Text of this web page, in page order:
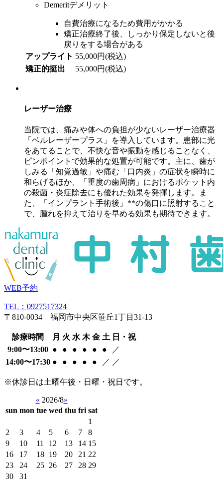
Demeritデメリット
自費治療になるため費用がかかる
矯正治療終了後、しっかり保定しないと後
戻りをする場合がある
アップライト 55,000円(税込)
矯正的挺出
55,000円(税込)
レーザー治療
当院では、痛みや体への負担が少ないレーザー治療器
「ベルレーザープラス」を導入しています。患部に光
をあてることで、不快な音や振動を感じることなく、
ピンポイントで効果的な処置が可能です。主に、歯が
しみる「知覚過敏」や痛む「口内炎」の症状を瞬時に
和らげるほか、「重度の歯周病」におけるポケット内
の殺菌・炎症除去にも優れた効果を発揮します。ま
た、「インプラント手術後」**の傷口に照射すること
で、腫れを抑えて治りを早める効果も期待できます。
WEB予約
TEL：0927517324
〒810-0034 福岡市中央区笹丘1丁目31-13
診療時間 月 火 水 木 金 土 日・祝
9:00〜13:00 ● ● ● ● ● ●
／
14:00〜17:30 ● ● ● ● ● ／ ／
※休診日は土曜午後・日曜・祝日です。
« 2026/8»
sun mon tue wed thu fri sat
1
2
3 4 5 6 7
8
9
10 11 12 13 14 15
16
17 18 19 20 21 22
23
24 25 26 27 28 29
30
31